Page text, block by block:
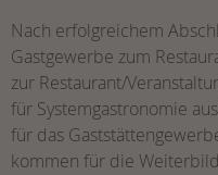
Nach erfolgreichem
Gastgewerbe zum
zur Restaurant/
für Systemgastronomie
für das
kommen für die